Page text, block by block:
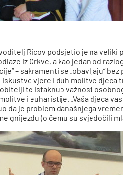
Ricov podsjetio je na veliki
iz Crkve, a kao jedan od
– sakramenti se „obavljaju“
vjere i duh molitve djeca
te istaknuo važnost
i euharistije. „Vaša djeca
da je problem današnjega
gnijezdu (o čemu su svjedočili